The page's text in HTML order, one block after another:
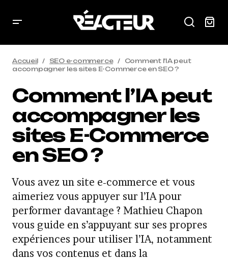
Accueil SEO e-commerce
Comment l’IA peut
accompagner les sites E-Commerce en SEO ?
Comment l’IA peut
accompagner les
sites E-Commerce
en SEO ?
Vous avez un site e-commerce et vous
aimeriez vous appuyer sur l’IA pour
performer davantage ? Mathieu Chapon
vous guide en s’appuyant sur ses propres
expériences pour utiliser l’IA, notamment
dans vos contenus et dans la